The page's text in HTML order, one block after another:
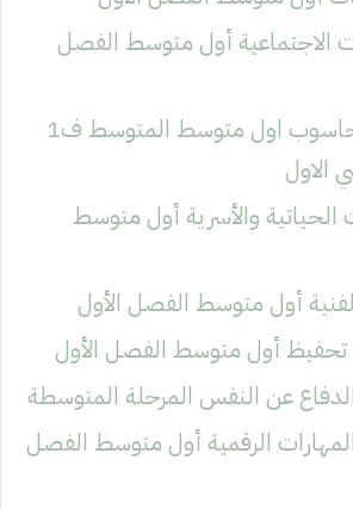
الاجتماعية أول متوسط الفصل
كتاب مادة الحاسوب اول متوسط المتوسط ف1
الاول
الحياتية والأسرية أول متوسط
أول متوسط الفصل الأول
تحفيظ أول متوسط الفصل الأول
عن النفس المرحلة المتوسطة
الرقمية أول متوسط الفصل